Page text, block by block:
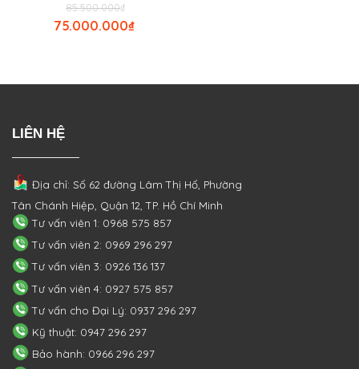
₫
85.500.000
₫
75.000.000
LIÊN HỆ
Địa chỉ: Số 62 đường Lâm Thị Hố, Phường
Tân Chánh Hiệp, Quận 12, TP. Hồ Chí Minh
Tư vấn viên 1: 0968 575 857
Tư vấn viên 2: 0969 296 297
Tư vấn viên 3: 0926 136 137
Tư vấn viên 4: 0927 575 857
Tư vấn cho Đại Lý: 0937 296 297
Kỹ thuật: 0947 296 297
Bảo hành: 0966 296 297